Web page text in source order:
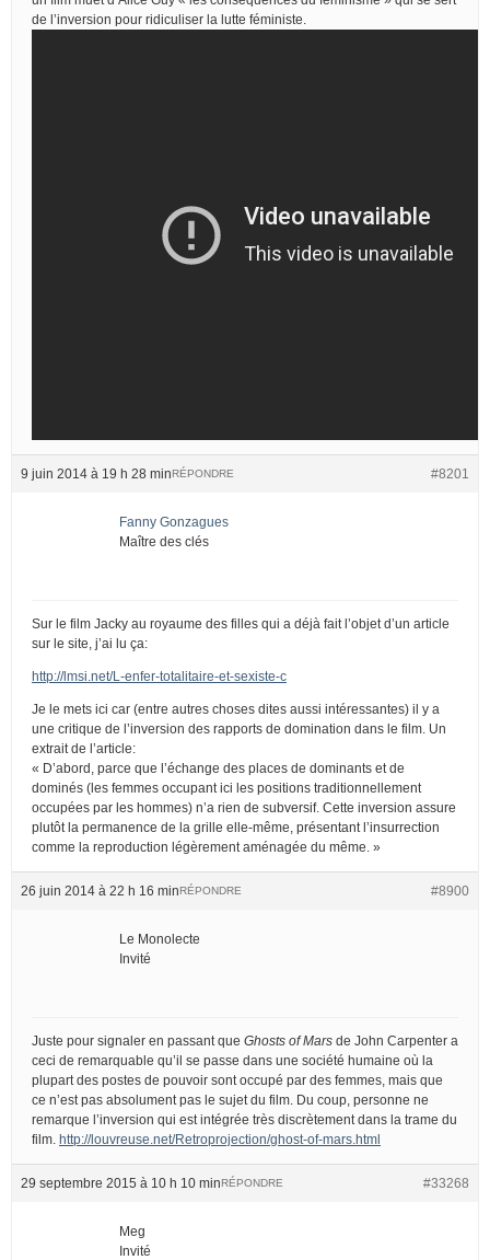
de l’inversion pour ridiculiser la lutte féministe.
9 juin 2014 à 19 h 28 min #8201
RÉPONDRE
Fanny Gonzagues
Maître des clés
Sur le film Jacky au royaume des filles qui a déjà fait l’objet d’un article
sur le site, j’ai lu ça:
http://lmsi.net/L-enfer-totalitaire-et-sexiste-c
Je le mets ici car (entre autres choses dites aussi intéressantes) il y a
une critique de l’inversion des rapports de domination dans le film. Un
extrait de l’article:
« D’abord, parce que l’échange des places de dominants et de
dominés (les femmes occupant ici les positions traditionnellement
occupées par les hommes) n’a rien de subversif. Cette inversion assure
plutôt la permanence de la grille elle-même, présentant l’insurrection
comme la reproduction légèrement aménagée du même. »
26 juin 2014 à 22 h 16 min #8900
RÉPONDRE
Le Monolecte
Invité
Juste pour signaler en passant que Ghosts of Mars de John Carpenter a
ceci de remarquable qu’il se passe dans une société humaine où la
plupart des postes de pouvoir sont occupé par des femmes, mais que
ce n’est pas absolument pas le sujet du film. Du coup, personne ne
remarque l’inversion qui est intégrée très discrètement dans la trame du
film. http://louvreuse.net/Retroprojection/ghost-of-mars.html
29 septembre 2015 à 10 h 10 min #33268
RÉPONDRE
Meg
Invité